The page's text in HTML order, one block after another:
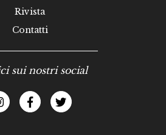
Rivista
Contatti
sui nostri social